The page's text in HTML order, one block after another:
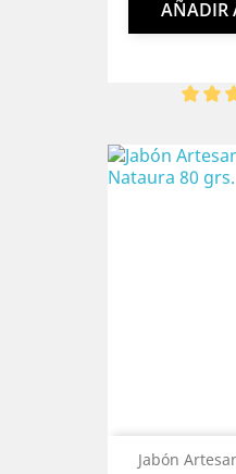
AÑADIR
Jabón